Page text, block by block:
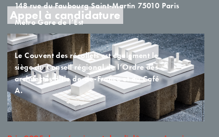
Appel à candidature
148 rue du Faubourg Saint-Martin 75010 Paris
Métro Gare de l’Est
Le Couvent des récollets est également le
siège du Conseil régional de l’Ordre des
architectes d’Ile de-de-France et du Café
A.